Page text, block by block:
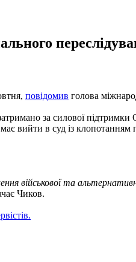
повідомив голова
за силової
вийти в суд із
військової та
Чиков.